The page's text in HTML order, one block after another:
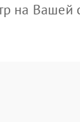
на Вашей